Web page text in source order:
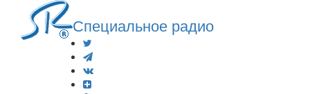
Специальное радио